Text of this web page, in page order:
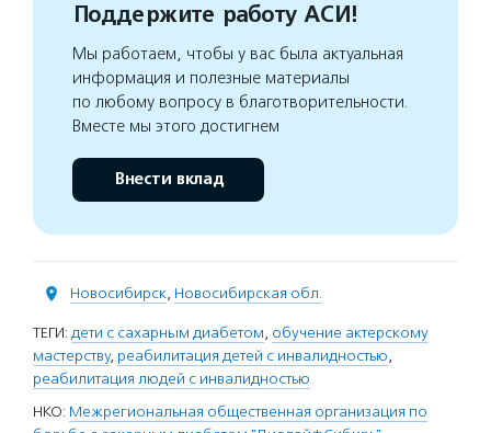
Поддержите работу АСИ!
Мы работаем, чтобы у вас была актуальная
информация и полезные материалы
по любому вопросу в благотворительности.
Вместе мы этого достигнем
Внести вклад
Новосибирск, Новосибирская обл.
ТЕГИ: дети с сахарным диабетом, обучение актерскому
мастерству, реабилитация детей с инвалидностью,
реабилитация людей с инвалидностью
НКО: Межрегиональная общественная организация по